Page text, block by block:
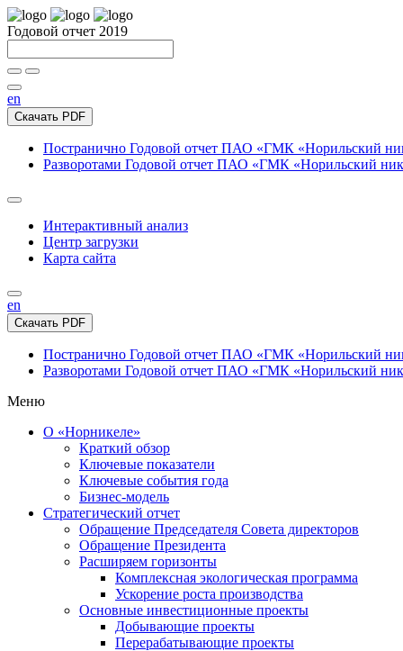
Годовой отчет 2019
en
Скачать PDF
Постранично Годовой отчет ПАО «ГМК «Норильский
Разворотами Годовой отчет ПАО «ГМК «Норильский
Интерактивный анализ
Центр загрузки
Карта сайта
en
Скачать PDF
Постранично Годовой отчет ПАО «ГМК «Норильский
Разворотами Годовой отчет ПАО «ГМК «Норильский
Меню
О «Норникеле»
Краткий обзор
Ключевые показатели
Ключевые события года
Бизнес-модель
Стратегический отчет
Обращение Председателя Совета директоров
Обращение Президента
Расширяем горизонты
Комплексная экологическая программа
Ускорение роста производства
Основные инвестиционные проекты
Добывающие проекты
Перерабатывающие проекты